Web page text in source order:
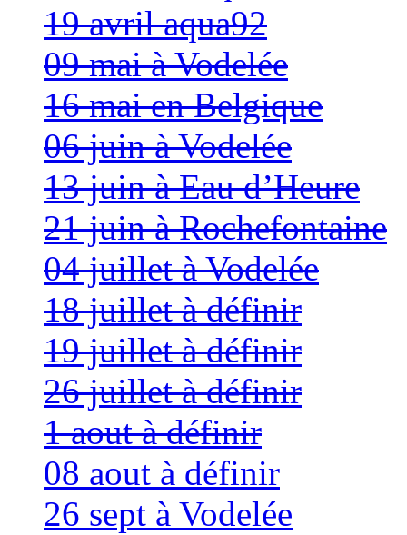
19 avril aqua92
09 mai à Vodelée
16 mai en Belgique
06 juin à Vodelée
13 juin à Eau d’Heure
21 juin à Rochefontaine
04 juillet à Vodelée
18 juillet à définir
19 juillet à définir
26 juillet à définir
1 aout à définir
08 aout à définir
26 sept à Vodelée